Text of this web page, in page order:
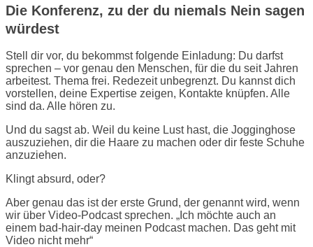
Die Konferenz, zu der du niemals Nein sagen
würdest
Stell dir vor, du bekommst folgende Einladung: Du darfst
sprechen – vor genau den Menschen, für die du seit Jahren
arbeitest. Thema frei. Redezeit unbegrenzt. Du kannst dich
vorstellen, deine Expertise zeigen, Kontakte knüpfen. Alle
sind da. Alle hören zu.
Und du sagst ab. Weil du keine Lust hast, die Jogginghose
auszuziehen, dir die Haare zu machen oder dir feste Schuhe
anzuziehen.
Klingt absurd, oder?
Aber genau das ist der erste Grund, der genannt wird, wenn
wir über Video-Podcast sprechen. „Ich möchte auch an
einem bad-hair-day meinen Podcast machen. Das geht mit
Video nicht mehr“